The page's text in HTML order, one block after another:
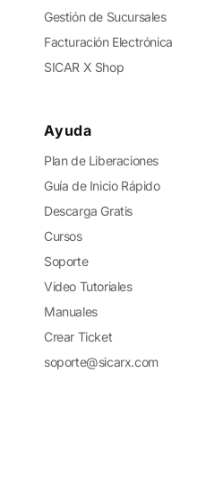
Gestión de Sucursales
Facturación Electrónica
SICAR X Shop
Ayuda
Plan de Liberaciones
Guía de Inicio Rápido
Descarga Gratis
Cursos
Soporte
Video Tutoriales
Manuales
Crear Ticket
soporte@sicarx.com